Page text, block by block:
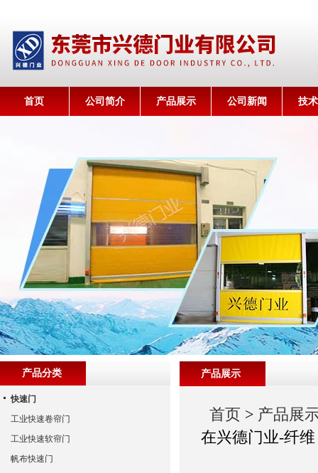
首页 公司简介 产品展示 公司新闻 技
产品展示
首页 > 产品展
在兴德门业-纤维
产品分类
快速门
工业快速卷帘门
工业快速软帘门
帆布快速门